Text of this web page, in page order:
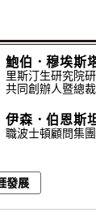
鮑伯．穆埃斯
里斯汀生研究院
共同創辦人暨總
伊森．伯恩斯
職波士頓顧問集
發展